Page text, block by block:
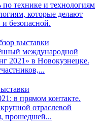
технике и технологиям
которые делают
безопасной.
выставки
международной
2021» в Новокузнецке.
в прямом контакте.
отраслевой
прошедшей...